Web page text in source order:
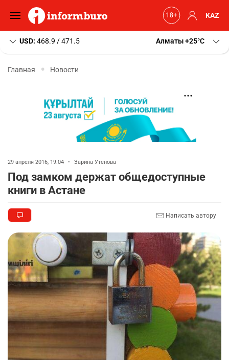
KAZ
USD: 468.9 / 471.5 Алматы+25 C
Главная Новости
29 апреля 2016, 19:04 • Зарина Утенова
Под замком держат общедоступные
книги в Астане
Написать автору